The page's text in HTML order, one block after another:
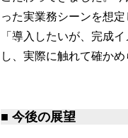
った実業務シーンを想
「導入したいが、完成
し、実際に触れて確か
■ 今後の展望